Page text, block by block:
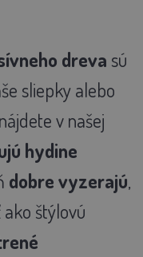
dreva sú
sliepky alebo
v našej
hydine
dobre vyzerajú,
štýlovú